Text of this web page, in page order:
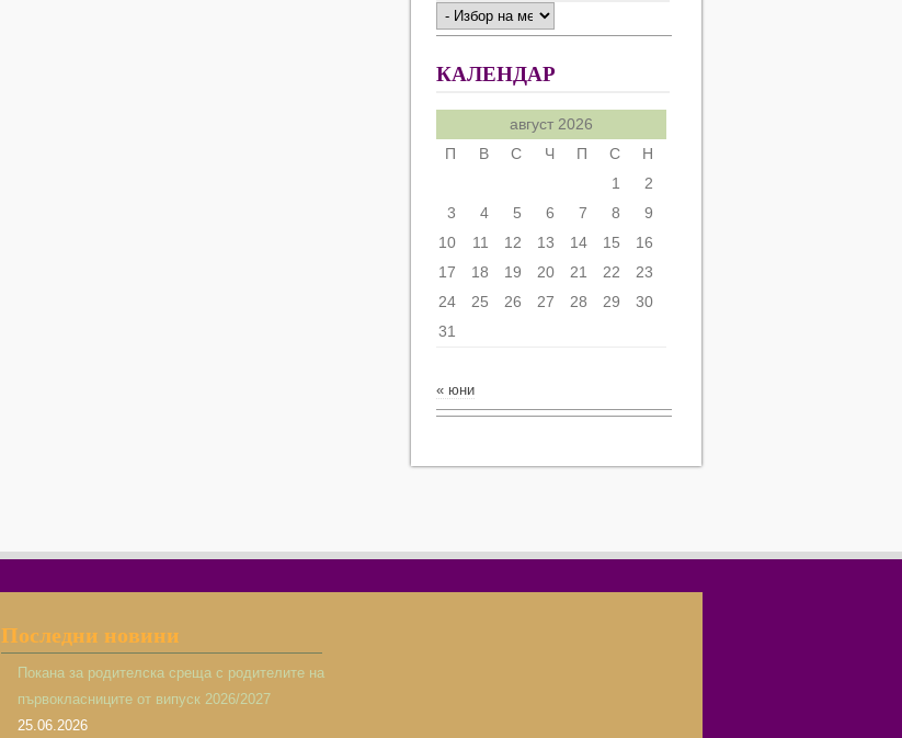
АРХИВ
КАЛЕНДАР
август 2026
П
В С Ч П С
Н
1
2
3
4 5 6 7 8
9
10
11 12 13 14 15
16
17
18 19 20 21 22
23
24
25 26 27 28 29
30
31
« юни
Последни новини
Покана за родителска среща с родителите на
първокласниците от випуск 2026/2027
25.06.2026